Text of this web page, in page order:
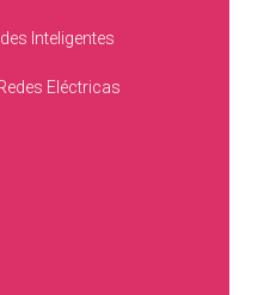
Inteligentes
Eléctricas